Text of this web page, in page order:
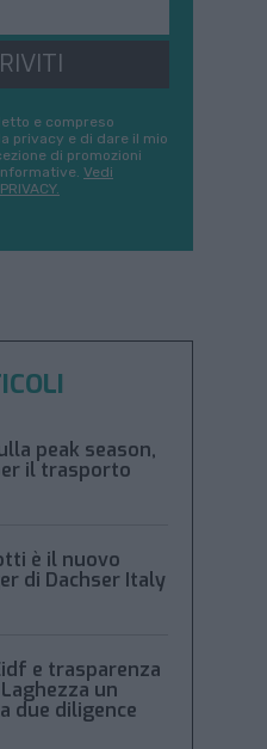
e compreso
privacy e di dare il mio
di promozioni
Vedi
peak season,
il trasporto
è il nuovo
di Dachser Italy
e trasparenza
un
due diligence